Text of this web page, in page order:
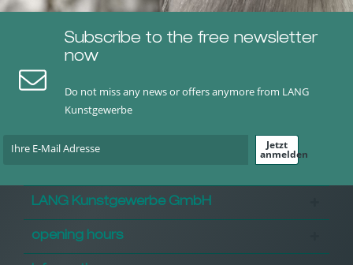
Subscribe to the free newsletter
now
Do not miss any news or offers anymore from LANG
Kunstgewerbe
Jetzt
anmelden
LANG Kunstgewerbe GmbH
opening hours